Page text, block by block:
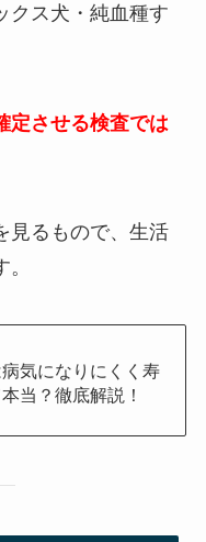
クス犬・純血種す
定させる検査では
見るもので、生活
気になりにくく寿
当？徹底解説！